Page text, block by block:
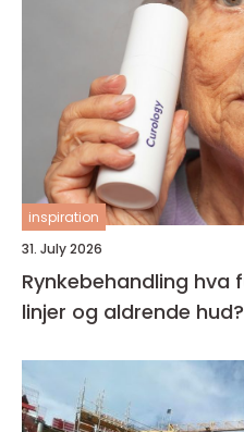
inspiration
31. July 2026
Rynkebehandling hva fungerer faktisk mot
linjer og aldrende hud?